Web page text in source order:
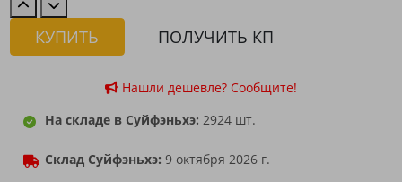
КУПИТЬ ПОЛУЧИТЬ КП
Нашли дешевле? Сообщите!
На складе в Суйфэньхэ: 2924 шт.
Склад Суйфэньхэ: 9 октября 2026 г.